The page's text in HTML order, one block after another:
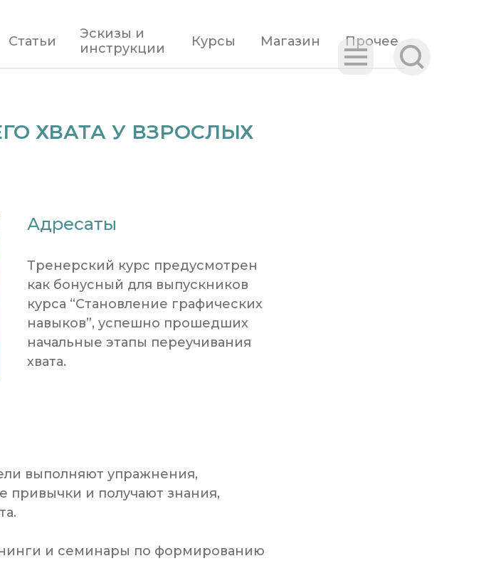
Прочее
Магазин
Курсы
Статьи
Эскизы и
инструкции
ХВАТА У ВЗРОСЛЫХ
Адресаты
Тренерский курс предусмотрен
как бонусный для выпускников
курса “Становление графических
навыков”, успешно прошедших
начальные этапы переучивания
хвата.
выполняют упражнения,
привычки и получают знания,
и семинары по формированию